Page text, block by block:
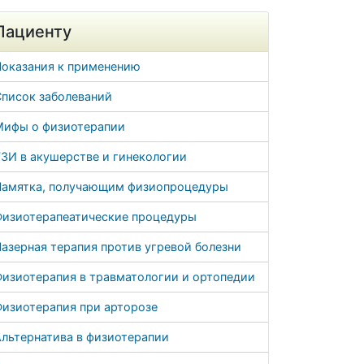
к применению
заболеваний
о физиотерапии
в акушерстве и гинекологии
получающим физиопроцедуры
процедуры
терапия против угревой болезни
в травматологии и ортопедии
при арторозе
в физиотерапии